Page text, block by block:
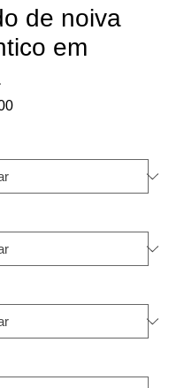
de noiva
em
Preço